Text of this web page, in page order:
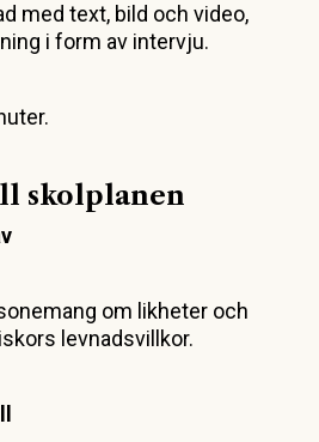
med text, bild och video,
i form av intervju.
skolplanen
om likheter och
levnadsvillkor.